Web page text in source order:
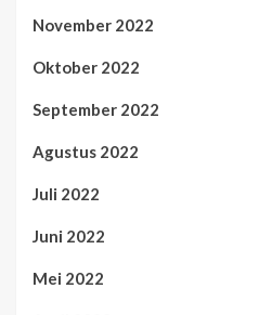
November 2022
Oktober 2022
September 2022
Agustus 2022
Juli 2022
Juni 2022
Mei 2022